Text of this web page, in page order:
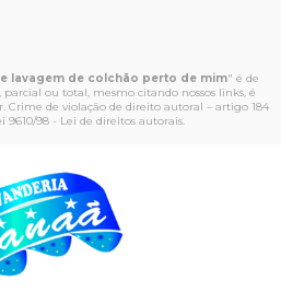
lavagem de colchão perto de mim" é de
ou total, mesmo citando nossos links, é
Crime de violação de direito autoral – artigo 184
9610/98 - Lei de direitos autorais.